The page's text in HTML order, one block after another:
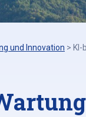
und Innovation >